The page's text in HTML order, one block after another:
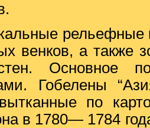
рельефные
венков, а также
Основное
Гобелены
вытканные по
в 1780— 1784